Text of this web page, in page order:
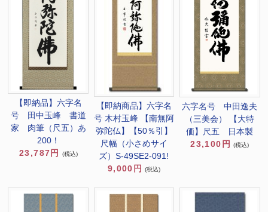
【即納品】六字名
号 田中玉峰 書道
家 肉筆（尺五）あ
200！
23,787円
(税込)
【即納商品】六字名
号 木村玉峰 【南無阿
弥陀仏】【50％引】
尺幅（小さめサイ
ズ）S-49SE2-091!
9,000円
(税込)
六字名号 中田逸夫
（三美会） 【大特
価】尺五 日本製
23,100円
(税込)